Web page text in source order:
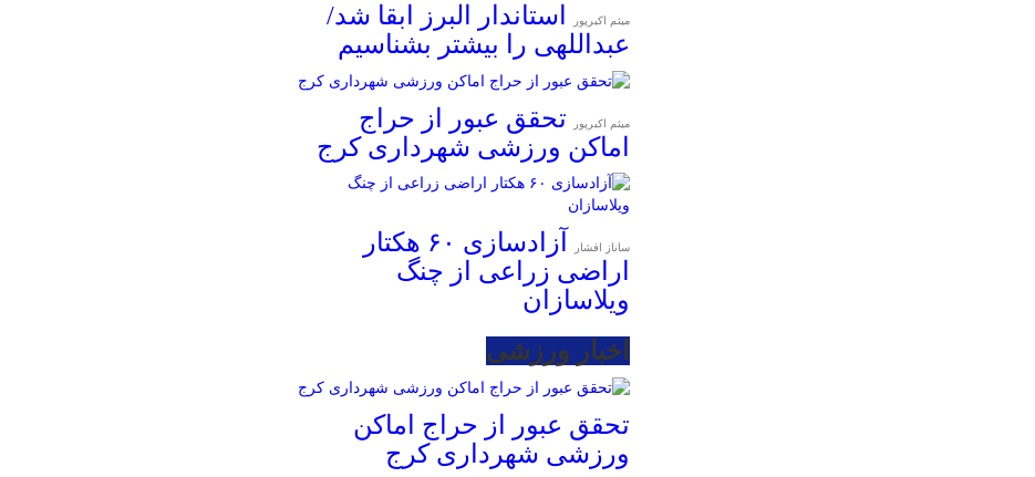
میثم اکبرپور
استاندار البرز ابقا شد/
عبداللهی را بیشتر بشناسیم
میثم اکبرپور
تحقق عبور از حراج
اماکن ورزشی شهرداری کرج
ساناز افشار
آزادسازی ۶۰ هکتار
اراضی زراعی از چنگ
ویلاسازان
اخبار ورزشی
تحقق عبور از حراج اماکن
ورزشی شهرداری کرج